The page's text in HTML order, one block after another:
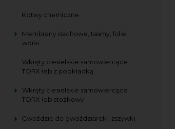
Kotwy chemiczne
Membrany dachowe, taśmy, folie,
worki
Wkręty ciesielskie samowiercące
TORX łeb z podkładką
Wkręty ciesielskie samowiercące
TORX łeb stożkowy
Gwoździe do gwoździarek i zszywki